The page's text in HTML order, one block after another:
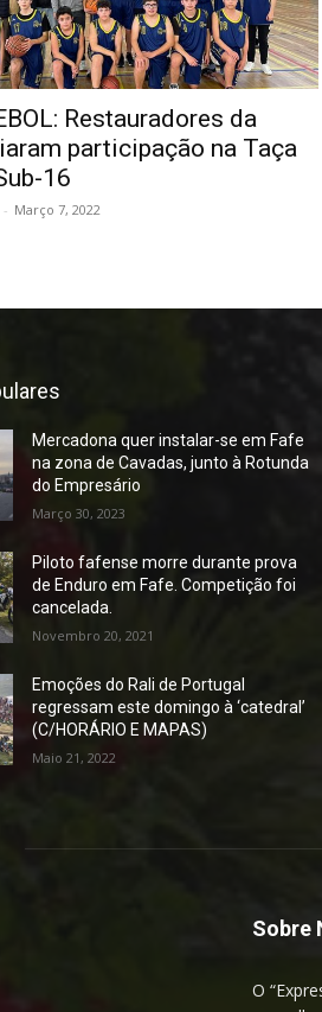
Restauradores da
participação na Taça
16
- Março 7, 2022
Mercadona quer instalar-se em Fafe
na zona de Cavadas, junto à Rotunda
do Empresário
Março 30, 2023
Piloto fafense morre durante prova
de Enduro em Fafe. Competição foi
cancelada.
Novembro 20, 2021
Emoções do Rali de Portugal
regressam este domingo à ‘catedral’
(C/HORÁRIO E MAPAS)
Maio 21, 2022
Sobre
O